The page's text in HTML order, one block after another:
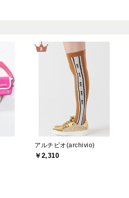
アルチビオ(archivio)
￥2,310